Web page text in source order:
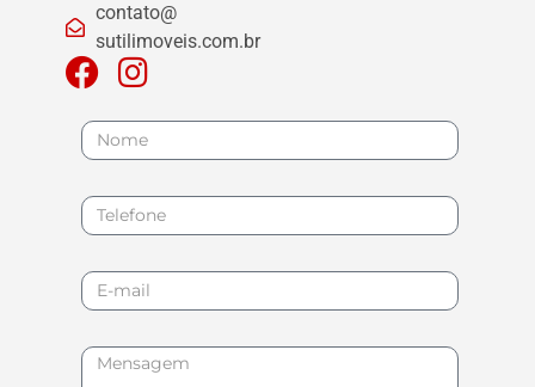
contato@
sutilimoveis.com.br